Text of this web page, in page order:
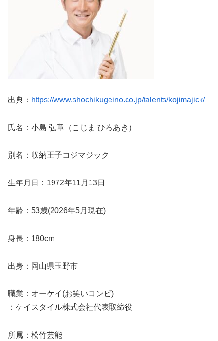
出典： https://www.shochikugeino.co.jp/talents/kojimajick/
氏名：小島 弘章（こじま ひろあき）
別名：収納王子コジマジック
生年月日：1972年11月13日
年齢：53歳(2026年5月現在)
身長：180cm
出身：岡山県玉野市
職業：オーケイ(お笑いコンビ)
：ケイスタイル株式会社代表取締役
所属：松竹芸能